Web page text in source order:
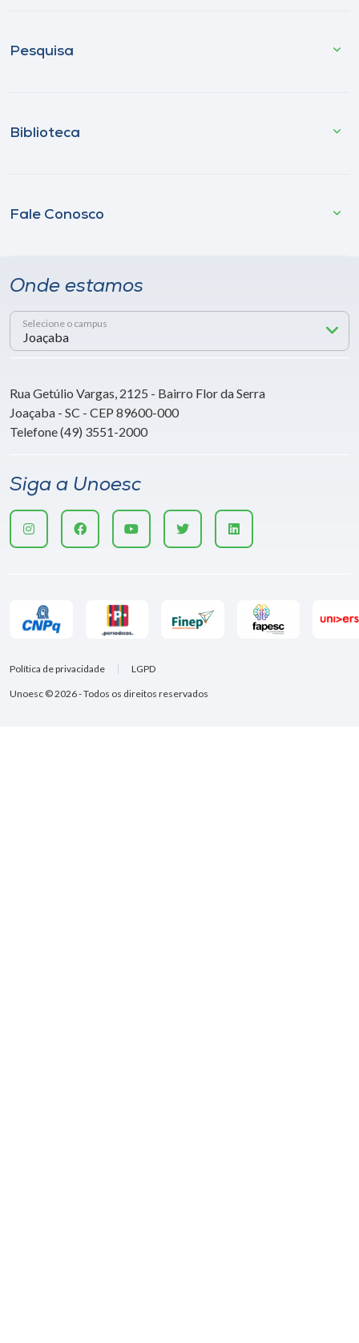
Pesquisa
Biblioteca
Fale Conosco
Onde estamos
Selecione o campus
Rua Getúlio Vargas, 2125 - Bairro Flor da Serra
Joaçaba - SC - CEP 89600-000
Telefone (49) 3551-2000
Siga a Unoesc
Unoesc © 2026 - Todos os direitos reservados
Política de privacidade LGPD